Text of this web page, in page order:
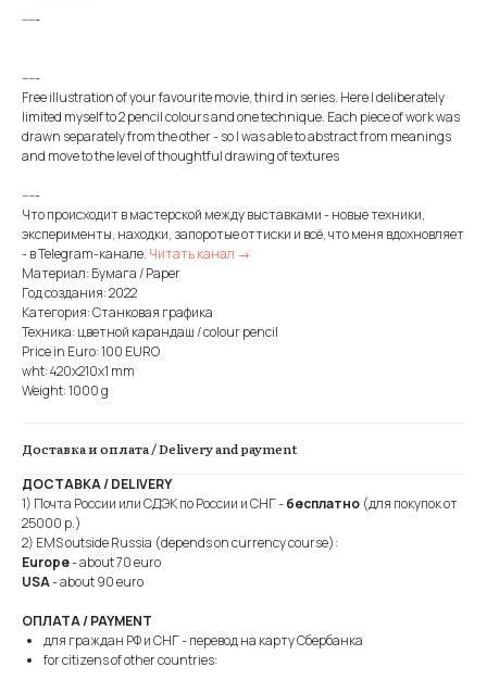
-----
-----
Free illustration of your favourite movie, third in series. Here I deliberately
limited myself to 2 pencil colours and one technique. Each piece of work was
drawn separately from the other - so I was able to abstract from meanings
and move to the level of thoughtful drawing of textures
-----
Что происходит в мастерской между выставками - новые техники,
эксперименты, находки, запоротые оттиски и всё, что меня вдохновляет
- в Telegram-канале. Читать канал →
Материал: Бумага / Paper
Год создания: 2022
Категория: Станковая графика
Техника: цветной карандаш / colour pencil
Price in Euro: 100 EURO
wht: 420x210x1 mm
Weight: 1000 g
Доставка и оплата / Delivery and payment
ДОСТАВКА / DELIVERY
1) Почта России или СДЭК по России и СНГ -бесплатно (для покупок от
25000 р.)
2) EMS outside Russia (depends on currency course):
Europe- about 70 euro
USA- about 90 euro
ОПЛАТА / PAYMENT
для граждан РФ и СНГ - перевод на карту Сбербанка
for citizens of other countries: